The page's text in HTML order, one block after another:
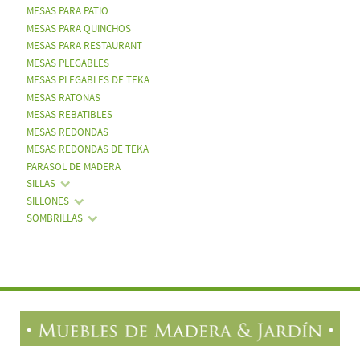
MESAS PARA PATIO
MESAS PARA QUINCHOS
MESAS PARA RESTAURANT
MESAS PLEGABLES
MESAS PLEGABLES DE TEKA
MESAS RATONAS
MESAS REBATIBLES
MESAS REDONDAS
MESAS REDONDAS DE TEKA
PARASOL DE MADERA
SILLAS
SILLONES
SOMBRILLAS